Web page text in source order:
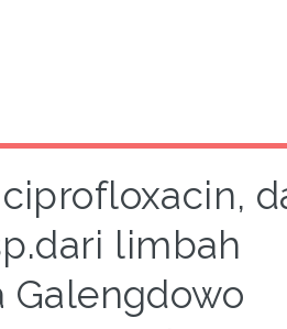
limbah
Galengdowo